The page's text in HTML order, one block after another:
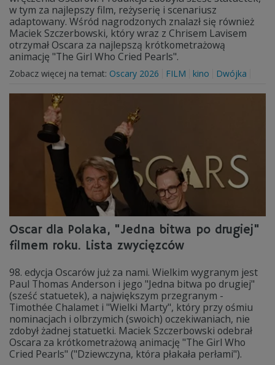
w tym za najlepszy film, reżyserię i scenariusz
adaptowany. Wśród nagrodzonych znalazł się również
Maciek Szczerbowski, który wraz z Chrisem Lavisem
otrzymał Oscara za najlepszą krótkometrażową
animację "The Girl Who Cried Pearls".
Zobacz więcej na temat: Oscary 2026 FILM kino Dwójka
Oscar dla Polaka, "Jedna bitwa po drugiej"
filmem roku. Lista zwycięzców
98. edycja Oscarów już za nami. Wielkim wygranym jest
Paul Thomas Anderson i jego "Jedna bitwa po drugiej"
(sześć statuetek), a największym przegranym -
Timothée Chalamet i "Wielki Marty", który przy ośmiu
nominacjach i olbrzymich (swoich) oczekiwaniach, nie
zdobył żadnej statuetki. Maciek Szczerbowski odebrał
Oscara za krótkometrażową animację "The Girl Who
Cried Pearls" ("Dziewczyna, która płakała perłami").